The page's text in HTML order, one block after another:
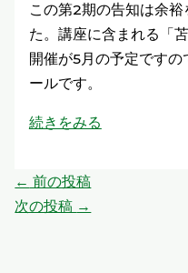
この第2期の告知は余
た。講座に含まれる「
開催が5月の予定です
ールです。
続きをみる
← 前の投稿
次の投稿 →